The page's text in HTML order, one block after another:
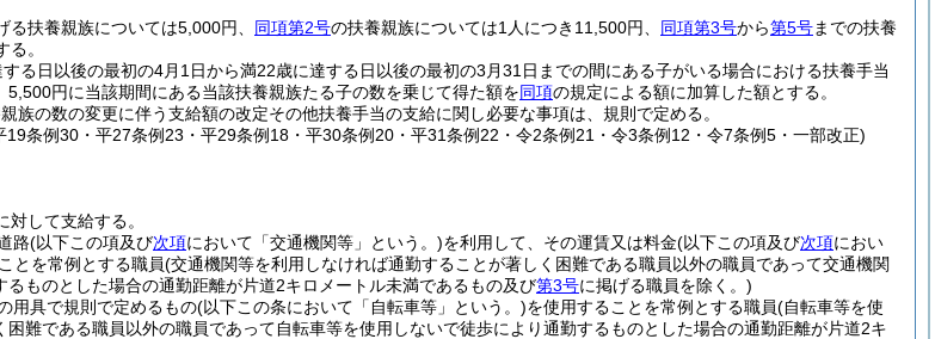
る扶養親族については5,000円、 同項第2号の扶養親族については1人につき11,500円、 同項第3号から第5号までの扶養
。
る日以後の最初の4月1日から満22歳に達する日以後の最初の3月31日までの間にある子がいる場合における扶養手当
5,500円に当該期間にある当該扶養親族たる子の数を乗じて得た額を同項の規定による額に加算した額とする。
族の数の変更に伴う支給額の改定その他扶養手当の支給に関し必要な事項は、規則で定める。
条例30・平27条例23・平29条例18・平30条例20・平31条例22・令2条例21・令3条例12・令7条例5・一部改正)
して支給する。
路(以下この項及び次項において「交通機関等」という。)を利用して、その運賃又は料金(以下この項及び次項におい
とを常例とする職員(交通機関等を利用しなければ通勤することが著しく困難である職員以外の職員であって交通機関
ものとした場合の通勤距離が片道2キロメートル未満であるもの及び第3号に掲げる職員を除く。)
用具で規則で定めるもの(以下この条において「自転車等」という。)を使用することを常例とする職員(自転車等を使
困難である職員以外の職員であって自転車等を使用しないで徒歩により通勤するものとした場合の通勤距離が片道2キ